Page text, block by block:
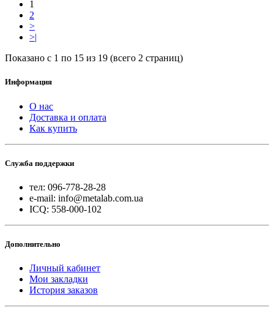
1
2
>
>|
Показано с 1 по 15 из 19 (всего 2 страниц)
Информация
О нас
Доставка и оплата
Как купить
Служба поддержки
тел: 096-778-28-28
e-mail: info@metalab.com.ua
ICQ: 558-000-102
Дополнительно
Личный кабинет
Мои закладки
История заказов